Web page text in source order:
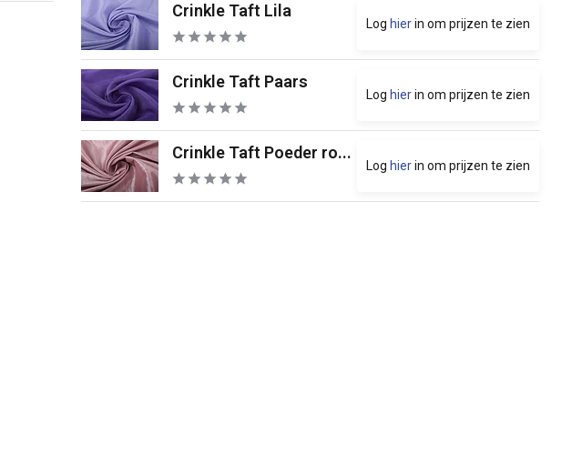
Crinkle Taft Lila
Log hierin om prijzen te zien
Crinkle Taft Paars
Log hierin om prijzen te zien
Crinkle Taft Poeder ro...
Log hierin om prijzen te zien